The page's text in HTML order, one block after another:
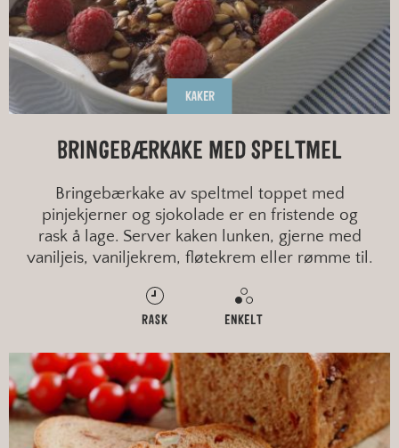
KAKER
BRINGEBÆRKAKE MED SPELTMEL
Bringebærkake av speltmel toppet med
pinjekjerner og sjokolade er en fristende og
rask å lage. Server kaken lunken, gjerne med
vaniljeis, vaniljekrem, fløtekrem eller rømme til.
RASK ENKELT